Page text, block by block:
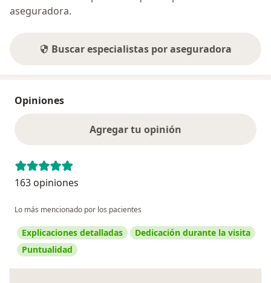
aseguradora.
Buscar especialistas por aseguradora
Opiniones
Agregar tu opinión
163 opiniones
Lo más mencionado por los pacientes
Explicaciones detalladas
Dedicación durante la visita
Puntualidad